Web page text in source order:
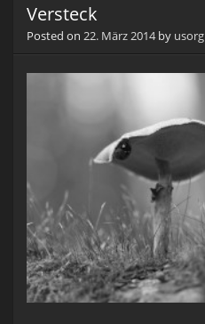
Versteck
Posted on 22. März 2014by usorg